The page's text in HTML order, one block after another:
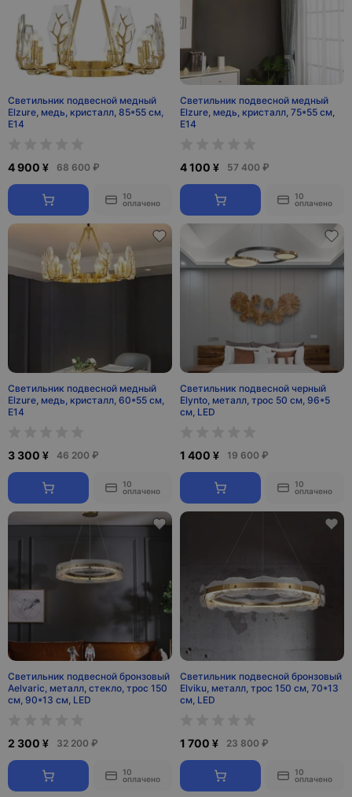
Светильник подвесной медный
Elzure, медь, кристалл, 85*55 см,
Е14
4 900 ¥ 68 600 ₽
10
оплачено
Светильник подвесной медный
Elzure, медь, кристалл, 75*55 см,
Е14
4 100 ¥ 57 400 ₽
10
оплачено
Светильник подвесной медный
Elzure, медь, кристалл, 60*55 см,
Е14
3 300 ¥ 46 200 ₽
10
оплачено
Светильник подвесной черный
Elynto, металл, трос 50 см, 96*5
см, LED
1 400 ¥ 19 600 ₽
10
оплачено
Светильник подвесной бронзовый
Aelvaric, металл, стекло, трос 150
см, 90*13 см, LED
2 300 ¥ 32 200 ₽
10
оплачено
Светильник подвесной бронзовый
Elviku, металл, трос 150 см, 70*13
см, LED
1 700 ¥ 23 800 ₽
10
оплачено